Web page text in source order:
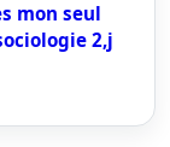
mon seul
2,j